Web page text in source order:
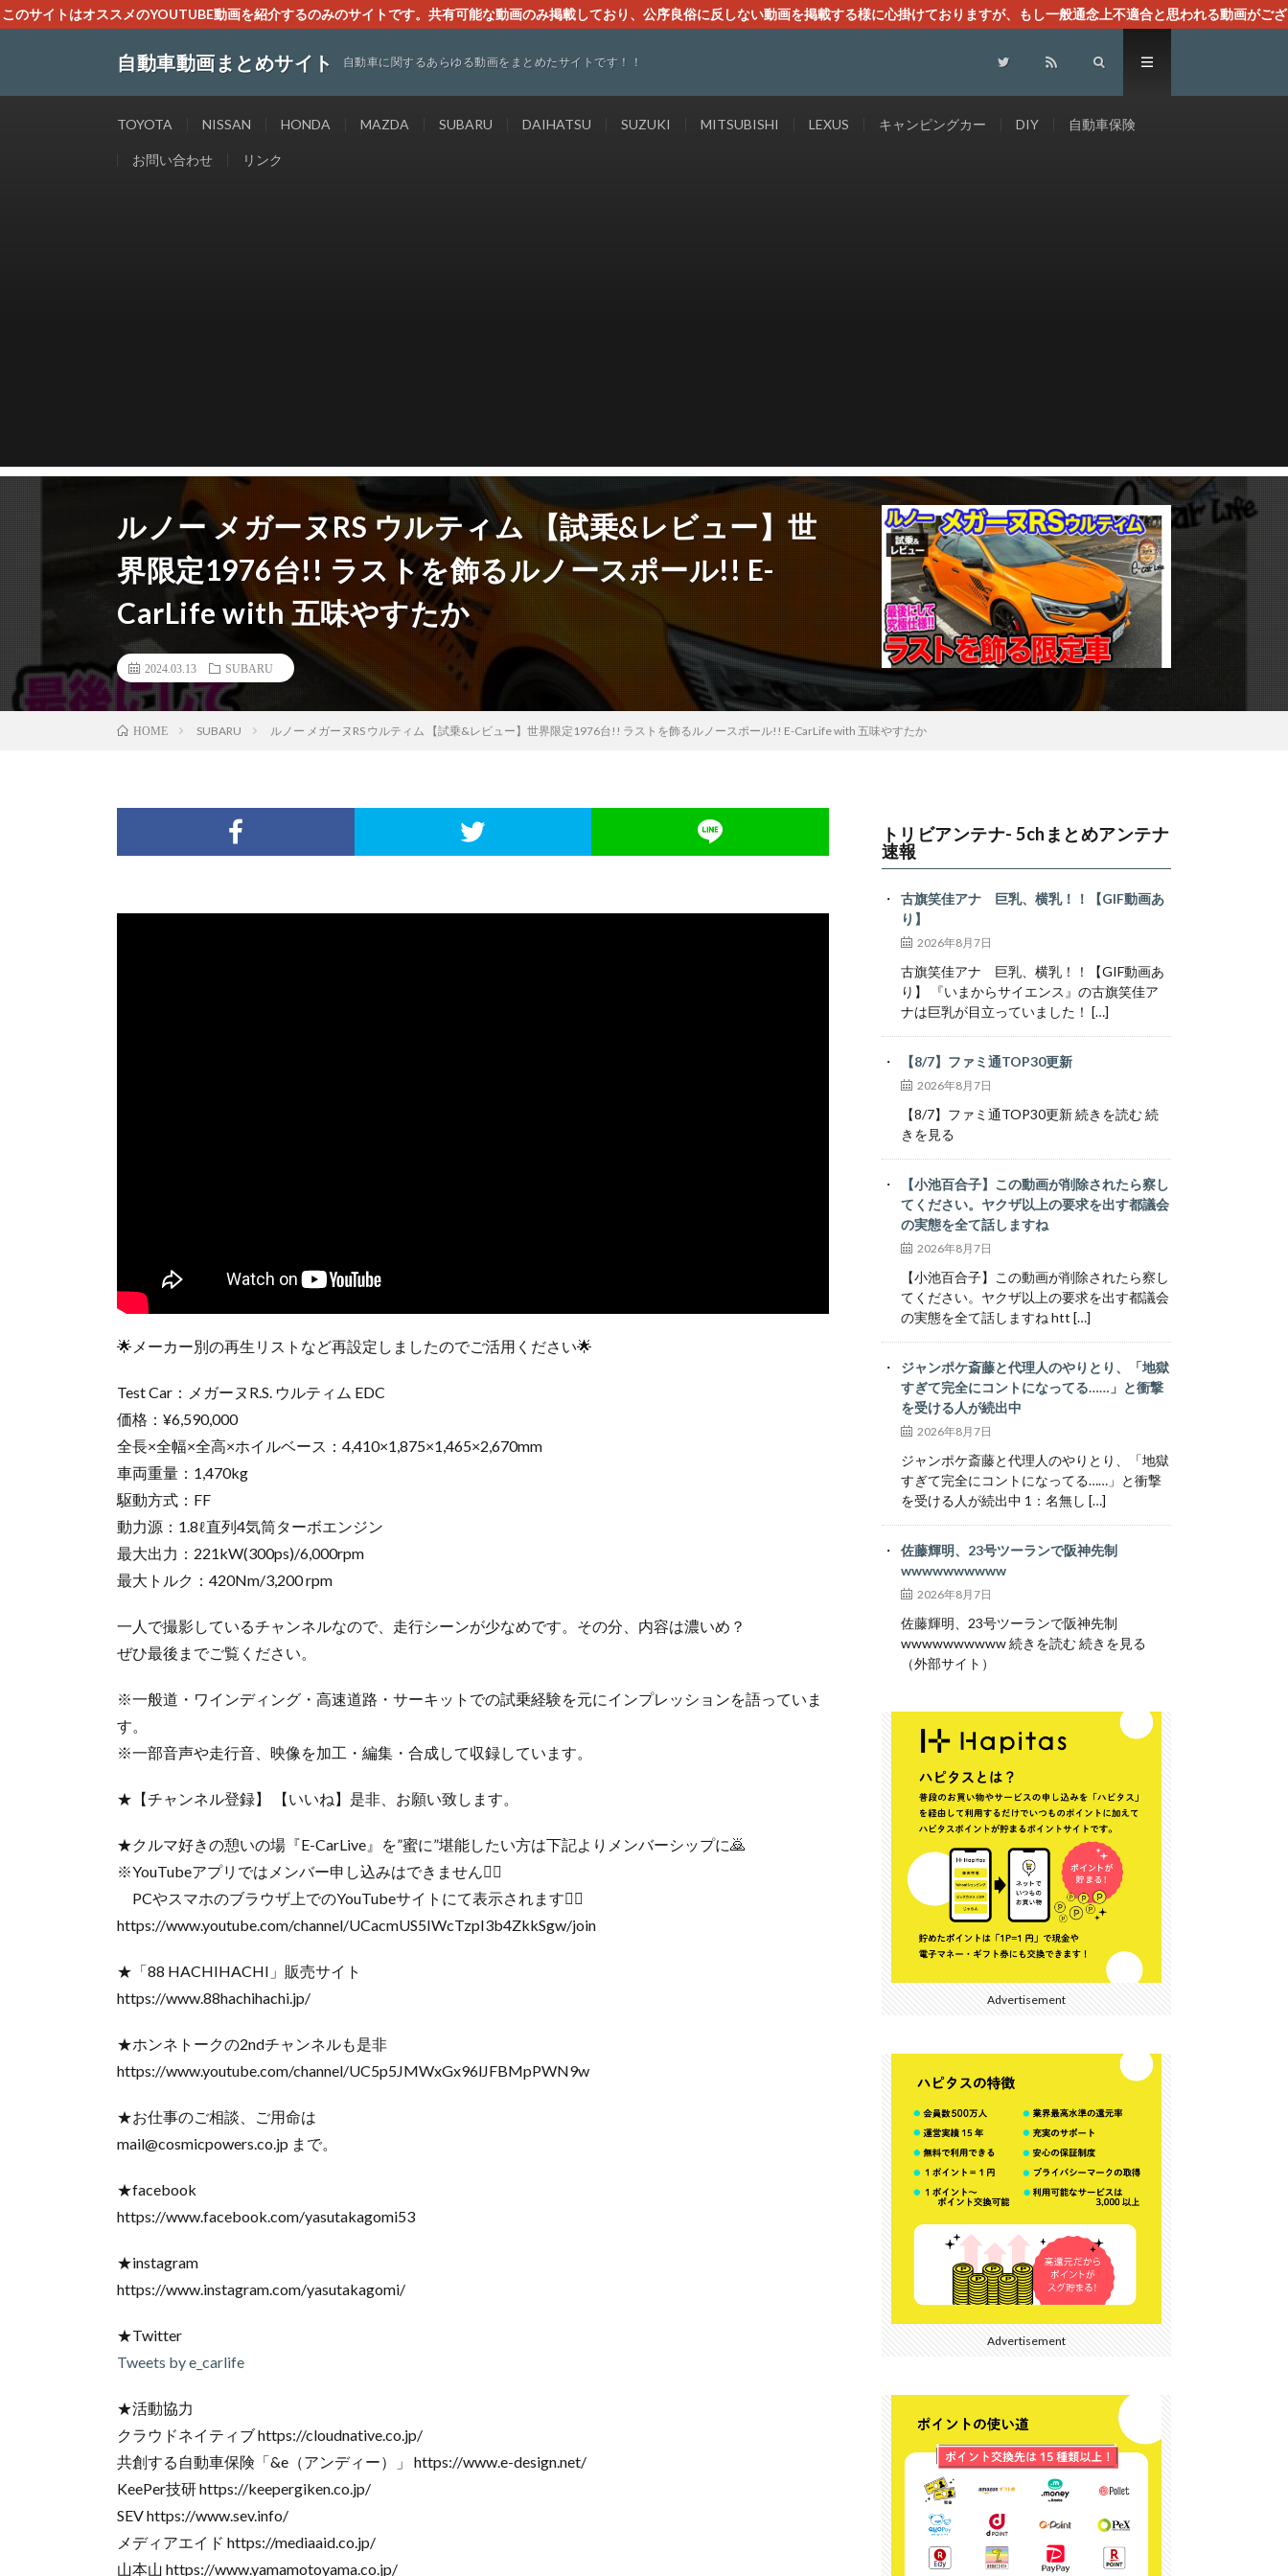
このサイトはオススメのYOUTUBE動画を紹介するのみのサイトです。共有可能な動画のみ掲載しており、公序良俗に反しない動画を掲載する様に心掛けておりますが、もし一般通念上不適合と思われる動画がござ
自動車動画まとめサイト 自動車に関するあらゆる動画をまとめたサイトです！！
TOYOTA NISSAN HONDA MAZDA SUBARU DAIHATSU SUZUKI MITSUBISHI LEXUS キャンピングカー DIY 自動車保険
お問い合わせ リンク
ルノー メガーヌRS ウルティム 【試乗&レビュー】世
界限定1976台!! ラストを飾るルノースポール!! E-
CarLife with 五味やすたか
2024.03.13 SUBARU
HOME SUBARU ルノー メガーヌRS ウルティム 【試乗&レビュー】世界限定1976台!! ラストを飾るルノースポール!! E-CarLife with 五味やすたか
🌟メーカー別の再生リストなど再設定しましたのでご活用ください🌟
Test Car：メガーヌR.S. ウルティム EDC
価格：¥6,590,000
全長×全幅×全高×ホイルベース：4,410×1,875×1,465×2,670mm
車両重量：1,470kg
駆動方式：FF
動力源：1.8ℓ直列4気筒ターボエンジン
最大出力：221kW(300ps)/6,000rpm
最大トルク：420Nm/3,200 rpm
一人で撮影しているチャンネルなので、走行シーンが少なめです。その分、内容は濃いめ？
ぜひ最後までご覧ください。
※一般道・ワインディング・高速道路・サーキットでの試乗経験を元にインプレッションを語っていま
す。
※一部音声や走行音、映像を加工・編集・合成して収録しています。
★【チャンネル登録】 【いいね】是非、お願い致します。
★クルマ好きの憩いの場『E-CarLive』を”蜜に”堪能したい方は下記よりメンバーシップに🙇
※YouTubeアプリではメンバー申し込みはできません🙇‍♂️
PCやスマホのブラウザ上でのYouTubeサイトにて表示されます🙇‍♂️
https://www.youtube.com/channel/UCacmUS5IWcTzpI3b4ZkkSgw/join
★「88 HACHIHACHI」販売サイト
https://www.88hachihachi.jp/
★ホンネトークの2ndチャンネルも是非
https://www.youtube.com/channel/UC5p5JMWxGx96lJFBMpPWN9w
★お仕事のご相談、ご用命は
mail@cosmicpowers.co.jp まで。
★facebook
https://www.facebook.com/yasutakagomi53
★instagram
https://www.instagram.com/yasutakagomi/
★Twitter
Tweets by e_carlife
★活動協力
クラウドネイティブ https://cloudnative.co.jp/
共創する自動車保険「&e（アンディー）」 https://www.e-design.net/
KeePer技研 https://keepergiken.co.jp/
SEV https://www.sev.info/
メディアエイド https://mediaaid.co.jp/
山本山 https://www.yamamotoyama.co.jp/
トリビアンテナ- 5chまとめアンテナ
速報
古旗笑佳アナ 巨乳、横乳！！【GIF動画あ
り】
2026年8月7日
古旗笑佳アナ 巨乳、横乳！！【GIF動画あ
り】 『いまからサイエンス』の古旗笑佳ア
ナは巨乳が目立っていました！ […]
【8/7】ファミ通TOP30更新
2026年8月7日
【8/7】ファミ通TOP30更新 続きを読む 続
きを見る
【小池百合子】この動画が削除されたら察し
てください。ヤクザ以上の要求を出す都議会
の実態を全て話しますね
2026年8月7日
【小池百合子】この動画が削除されたら察し
てください。ヤクザ以上の要求を出す都議会
の実態を全て話しますね htt […]
ジャンポケ斎藤と代理人のやりとり、「地獄
すぎて完全にコントになってる……」と衝撃
を受ける人が続出中
2026年8月7日
ジャンポケ斎藤と代理人のやりとり、「地獄
すぎて完全にコントになってる……」と衝撃
を受ける人が続出中 1：名無し […]
佐藤輝明、23号ツーランで阪神先制
wwwwwwwwww
2026年8月7日
佐藤輝明、23号ツーランで阪神先制
wwwwwwwwww 続きを読む 続きを見る
（外部サイト）
Advertisement
Advertisement